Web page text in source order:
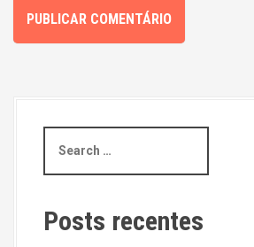
a
c
h
Posts recentes